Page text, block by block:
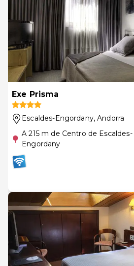
Exe Prisma
Escaldes-Engordany, Andorra
A 215 m de Centro de Escaldes-
Engordany